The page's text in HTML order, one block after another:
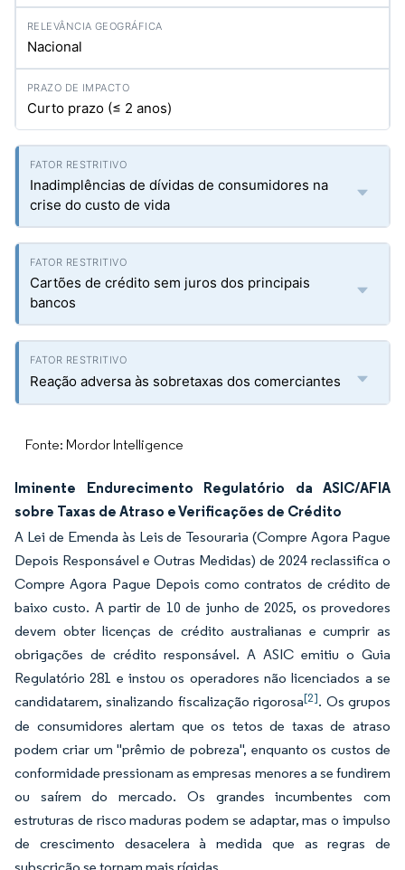
Nacional
Curto prazo (≤ 2 anos)
Inadimplências de dívidas de consumidores na
crise do custo de vida
Cartões de crédito sem juros dos principais
bancos
Reação adversa às sobretaxas dos comerciantes
Fonte: Mordor Intelligence
Iminente Endurecimento Regulatório da ASIC/AFIA
sobre Taxas de Atraso e Verificações de Crédito
A Lei de Emenda às Leis de Tesouraria (Compre Agora Pague
Depois Responsável e Outras Medidas) de 2024 reclassifica o
Compre Agora Pague Depois como contratos de crédito de
baixo custo. A partir de 10 de junho de 2025, os provedores
devem obter licenças de crédito australianas e cumprir as
obrigações de crédito responsável. A ASIC emitiu o Guia
Regulatório 281 e instou os operadores não licenciados a se
candidatarem, sinalizando fiscalização rigorosa[2]. Os grupos
de consumidores alertam que os tetos de taxas de atraso
podem criar um "prêmio de pobreza", enquanto os custos de
conformidade pressionam as empresas menores a se fundirem
ou saírem do mercado. Os grandes incumbentes com
estruturas de risco maduras podem se adaptar, mas o impulso
de crescimento desacelera à medida que as regras de